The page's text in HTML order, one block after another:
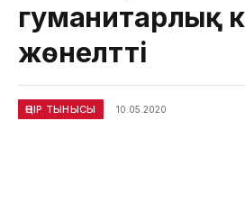
гуманитарлық
жөнелтті
ӨҢІР ТЫНЫСЫ 10.05.2020